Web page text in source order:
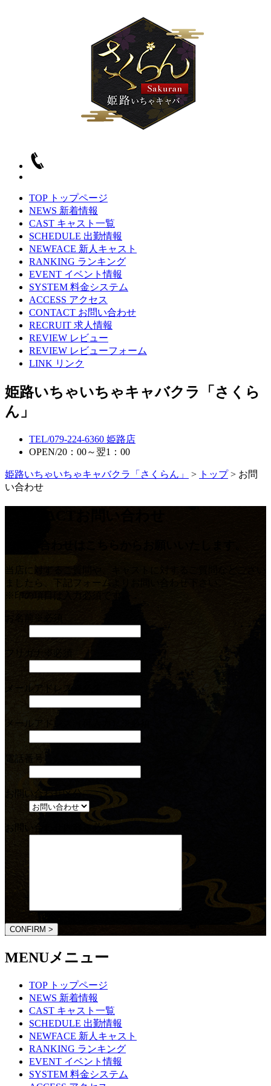
TOP トップページ
NEWS 新着情報
CAST キャスト一覧
SCHEDULE 出勤情報
NEWFACE 新人キャスト
RANKING ランキング
EVENT イベント情報
SYSTEM 料金システム
ACCESS アクセス
CONTACT お問い合わせ
RECRUIT 求人情報
REVIEW レビュー
REVIEW レビューフォーム
LINK リンク
姫路いちゃいちゃキャバクラ「さくら
ん」
TEL/079-224-6360 姫路店
OPEN/20：00～翌1：00
姫路いちゃいちゃキャバクラ「さくらん」 > トップ> お問
い合わせ
当店に対するご質問や、キャストに対するご質問などござい
ましたら、下記フォームよりお問い合わせ下さい。
※印の項目は入力必須です。
メールアドレス
メールアドレス（再入力）
お問い合わせ区分
※必須
CONFIRM >
MENUメニュー
TOP トップページ
NEWS 新着情報
CAST キャスト一覧
SCHEDULE 出勤情報
NEWFACE 新人キャスト
RANKING ランキング
EVENT イベント情報
SYSTEM 料金システム